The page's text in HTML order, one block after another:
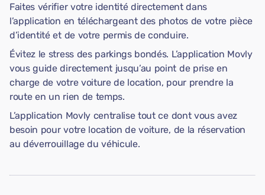
Faites vérifier votre identité directement dans
l’application en téléchargeant des photos de votre pièce
d’identité et de votre permis de conduire.
Évitez le stress des parkings bondés. L’application Movly
vous guide directement jusqu’au point de prise en
charge de votre voiture de location, pour prendre la
route en un rien de temps.
L’application Movly centralise tout ce dont vous avez
besoin pour votre location de voiture, de la réservation
au déverrouillage du véhicule.